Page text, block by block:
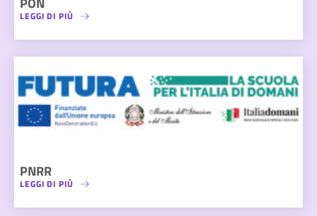
LEGGI DI PIÙ
PNRR
LEGGI DI PIÙ